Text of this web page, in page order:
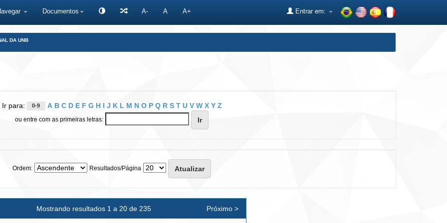
Documentos A- A A+ Entrar em:
DA UNB
Ir para: 0-9 A B C D E F G H I J K L M N O P Q R S T U V W X Y Z
ou entre com as primeiras letras:
Ordem: Resultados/Página
Mostrando resultados 1 a 20 de 235 Próximo >